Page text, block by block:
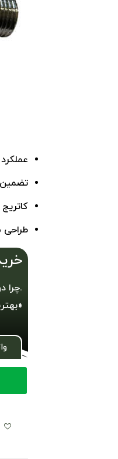
تضمین
کاتریج ۲۵ با دسته فلزی از آلیاژ برنج استاندارد ساخته شده است.
طراحی
.چرا